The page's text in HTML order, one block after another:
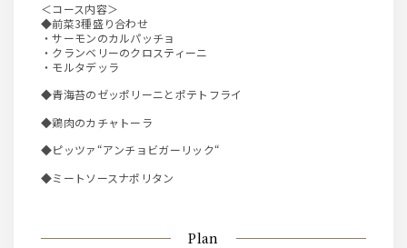
＜コース内容＞
◆前菜3種盛り合わせ
・サーモンのカルパッチョ
・クランベリーのクロスティーニ
・モルタデッラ
◆青海苔のゼッポリーニとポテトフライ
◆鶏肉のカチャトーラ
◆ピッツァ“アンチョビガーリック“
◆ミートソースナポリタン
Plan